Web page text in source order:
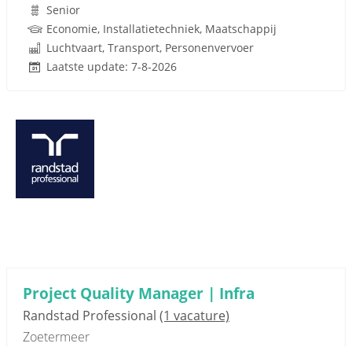
Senior
Economie, Installatietechniek, Maatschappij
Luchtvaart, Transport, Personenvervoer
Laatste update: 7-8-2026
Project Quality Manager | Infra
Randstad Professional (1 vacature)
Zoetermeer